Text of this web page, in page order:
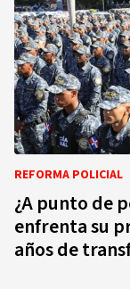
REFORMA POLICIAL
¿A punto de
enfrenta su
años de